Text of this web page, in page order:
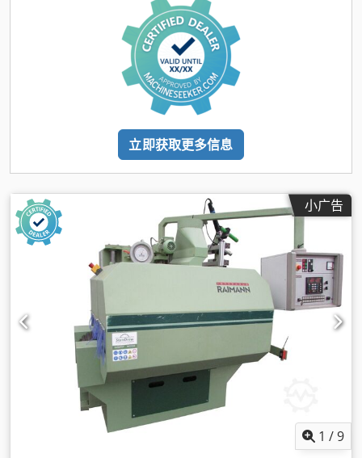
立即获取更多信息
小广告
1 /9